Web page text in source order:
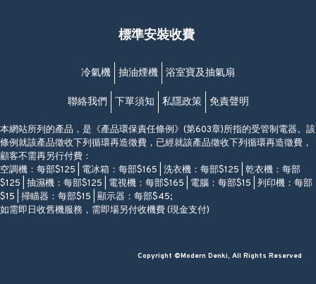
香港香港仔成都道20-28號
(黃竹坑地鐵站轉4M專線小巴)
標準安裝收費
冷氣機 抽油煙機 浴室寶及抽氣扇
聯絡我們 下單須知 私隱政策 免責聲明
本網站所列的產品，是《產品環保責任條例》(第603章)所指的受管制電器。該
條例就該產品徵收下列循環再造徵費，已經就該產品徵收下列循環再造徵費，
顧客不需再另行付費：
空調機：每部$125 | 電冰箱：每部$165 | 洗衣機：每部$125 | 乾衣機：每部
$125 | 抽濕機：每部$125 | 電視機：每部$165 | 電腦：每部$15 | 列印機：每部
$15 | 掃瞄器：每部$15 | 顯示器：每部$45;
如需即日收舊機服務，需即場另付收機費 (現金支付)
Copyright ©Modern Denki, All Rights Reserved